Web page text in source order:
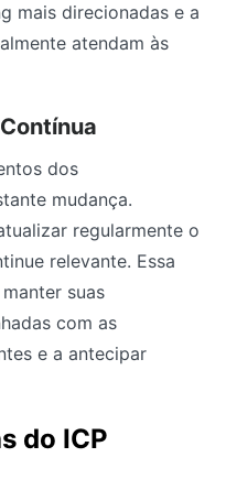
mais direcionadas e a
atendam às
dos
mudança.
regularmente o
relevante. Essa
suas
com as
e a antecipar
do ICP